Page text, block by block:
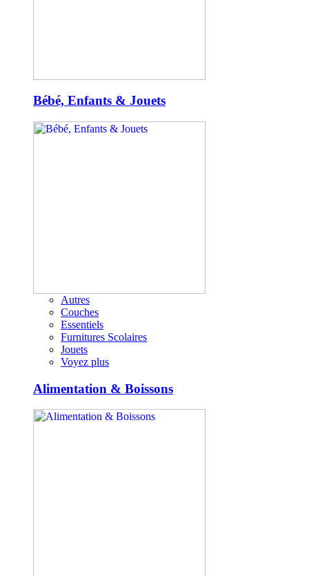
Bébé, Enfants & Jouets
Autres
Couches
Essentiels
Furnitures Scolaires
Jouets
Voyez plus
Alimentation & Boissons